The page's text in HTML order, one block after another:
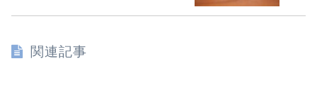
関連記事